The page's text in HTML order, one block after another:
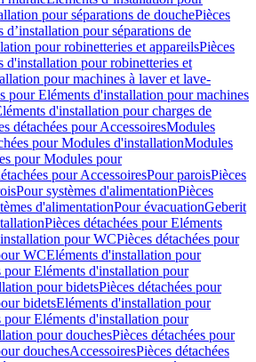
pour séparations de douchePièces
d’installation pour séparations de
pour robinetteries et appareilsPièces
d'installation pour robinetteries et
pour machines à laver et lave-
pour Eléments d'installation pour machines
d'installation pour charges de
détachées pour AccessoiresModules
pour Modules d'installationModules
pour Modules pour
pour AccessoiresPour paroisPièces
Pour systèmes d'alimentationPièces
d'alimentationPour évacuationGeberit
Pièces détachées pour Eléments
pour WCPièces détachées pour
WCEléments d'installation pour
pour Eléments d'installation pour
pour bidetsPièces détachées pour
bidetsEléments d'installation pour
pour Eléments d'installation pour
pour douchesPièces détachées pour
douchesAccessoiresPièces détachées